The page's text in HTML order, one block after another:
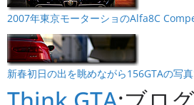
2007年東京モーターショのAlfa8C
新春初日の出を眺めながら156GTAの写